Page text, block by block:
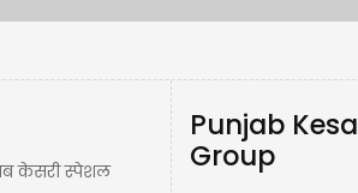
around the world.
Punjab Kesari